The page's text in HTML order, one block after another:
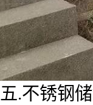
五.不锈钢